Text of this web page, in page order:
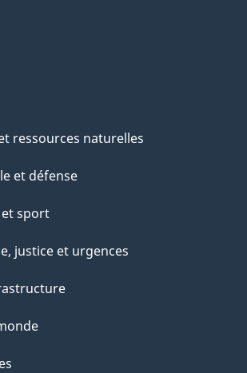
ressources naturelles
et défense
sport
justice et urgences